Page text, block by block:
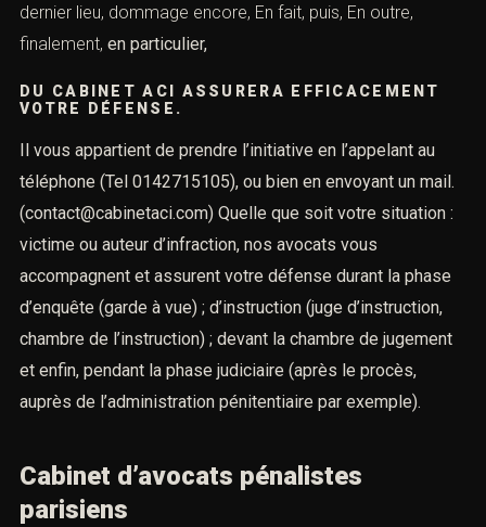
dernier lieu, dommage encore, En fait, puis, En outre,
finalement, en particulier,
DU CABINET ACI ASSURERA EFFICACEMENT
VOTRE DÉFENSE.
Il vous appartient de prendre l’initiative en l’appelant au
téléphone (Tel 0142715105), ou bien en envoyant un mail.
(contact@cabinetaci.com) Quelle que soit votre situation :
victime ou auteur d’infraction, nos avocats vous
accompagnent et assurent votre défense durant la phase
d’enquête (garde à vue) ; d’instruction (juge d’instruction,
chambre de l’instruction) ; devant la chambre de jugement
et enfin, pendant la phase judiciaire (après le procès,
auprès de l’administration pénitentiaire par exemple).
Cabinet d’avocats pénalistes
parisiens